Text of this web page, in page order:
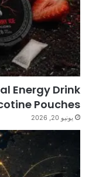
Energy Drink
Pouches
يونيو 20, 2026